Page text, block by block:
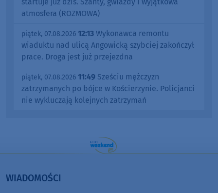
atmosfera (ROZMOWA)
piątek, 07.08.2026 12:13 Wykonawca remontu
wiaduktu nad ulicą Angowicką szybciej zakończył
prace. Droga jest już przejezdna
piątek, 07.08.2026 11:49 Sześciu mężczyzn
zatrzymanych po bójce w Kościerzynie. Policjanci
nie wykluczają kolejnych zatrzymań
WIADOMOŚCI